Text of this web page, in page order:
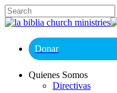
Skip
to
content
Close
Donar
Menu
Quienes Somos
Directivas